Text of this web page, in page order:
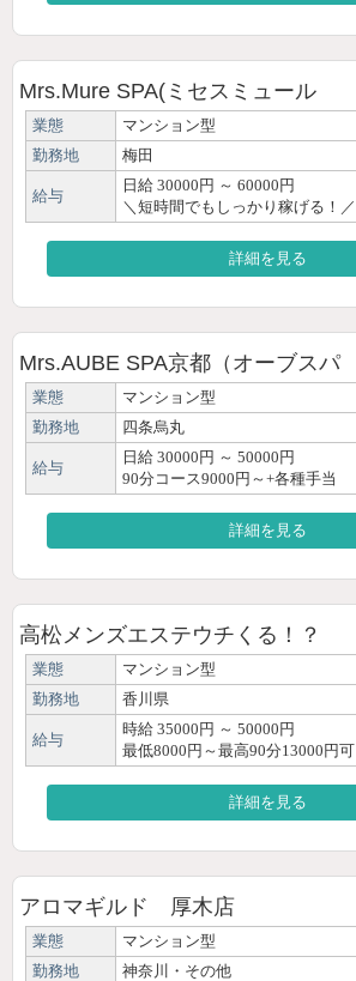
Mrs.Mure SPA(ミセスミュール
業態
マンション型
勤務地
梅田
給与
日給 30000円 ～ 60000円
＼短時間でもしっかり稼げる！／
詳細を見る
Mrs.AUBE SPA京都（オーブスパ
業態
マンション型
勤務地
四条烏丸
給与
日給 30000円 ～ 50000円
90分コース9000円～+各種手当
詳細を見る
高松メンズエステウチくる！？
業態
マンション型
勤務地
香川県
給与
時給 35000円 ～ 50000円
最低8000円～最高90分13000円可
詳細を見る
アロマギルド 厚木店
業態
マンション型
勤務地
神奈川・その他